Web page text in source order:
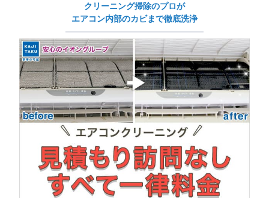
クリーニング掃除のプロが
エアコン内部のカビまで徹底洗浄